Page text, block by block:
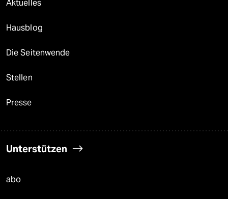
Aktuelles
Hausblog
Die Seitenwende
Stellen
Presse
Unterstützen
abo